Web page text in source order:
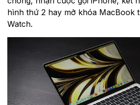
hình thứ 2 hay mở khóa MacBook
Watch.